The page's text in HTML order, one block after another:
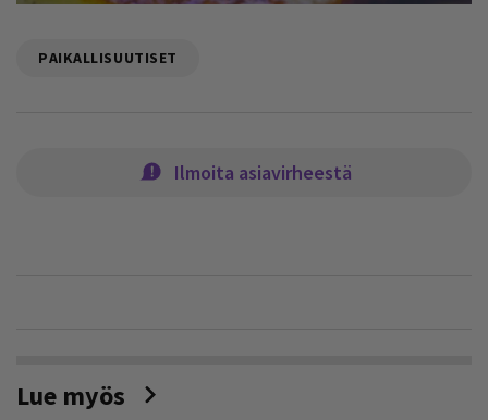
PAIKALLISUUTISET
Ilmoita asiavirheestä
Lue myös